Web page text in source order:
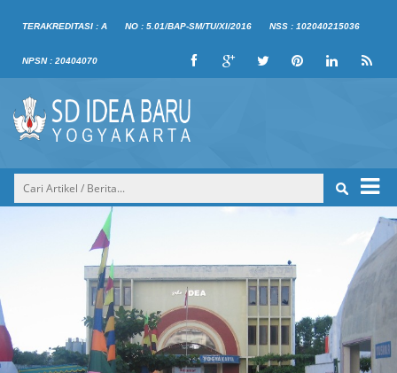
TERAKREDITASI : A NO : 5.01/BAP-SM/TU/XI/2016 NSS : 102040215036
NPSN : 20404070